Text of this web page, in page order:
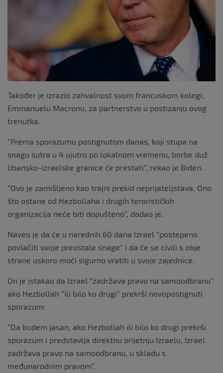
Također je izrazio zahvalnost svom francuskom kolegi,
Emmanuelu Macronu, za partnerstvo u postizanju ovog
trenutka.
“Prema sporazumu postignutom danas, koji stupa na
snagu sutra u 4 ujutro po lokalnom vremenu, borbe duž
libansko-izraelske granice će prestati“, rekao je Biden.
“Ovo je zamišljeno kao trajni prekid neprijateljstava. Ono
što ostane od Hezbollaha i drugih terorističkih
organizacija neće biti dopušteno“, dodao je.
Naveo je da će u narednih 60 dana Izrael “postepeno
povlačiti svoje preostale snage” i da će se civili s obje
strane uskoro moći sigurno vratiti u svoje zajednice.
On je istakao da Izrael “zadržava pravo na samoodbranu”
ako Hezbollah “ili bilo ko drugi” prekrši novopostignuti
sporazum:
“Da budem jasan, ako Hezbollah ili bilo ko drugi prekrši
sporazum i predstavlja direktnu prijetnju Izraelu, Izrael
zadržava pravo na samoodbranu, u skladu s
međunarodnim pravom“.